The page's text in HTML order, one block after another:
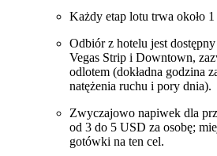
Każdy etap lotu trwa około
Odbiór z hotelu jest
Vegas Strip i Downtown,
odlotem (dokładna godzina
natężenia ruchu i pory dnia).
Zwyczajowo napiwek dla
od 3 do 5 USD za osobę;
gotówki na ten cel.